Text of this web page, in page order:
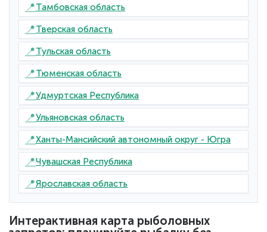
📍Тамбовская область
📍Тверская область
📍Тульская область
📍Тюменская область
📍Удмуртская Республика
📍Ульяновская область
📍Ханты-Мансийский автономный округ - Югра
📍Чувашская Республика
📍Ярославская область
Интерактивная карта рыболовных